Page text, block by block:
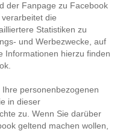
der Fanpage zu Facebook
die
Statistiken zu
und Werbezwecke, auf
Informationen hierzu finden
personenbezogenen
in dieser
zu. Wenn Sie darüber
geltend machen wollen,